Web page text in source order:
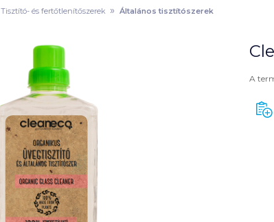
Tisztító- és fertőtlenítőszerek Általános tisztítószerek
A